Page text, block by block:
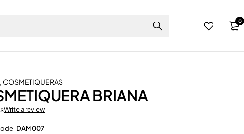
0
, COSMETIQUERAS
BRIANA
Write a review
DAM 007